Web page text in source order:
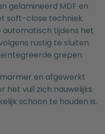
gelamineerd MDF en
soft-close techniek.
tijdens het
rustig te sluiten.
grepen.
en afgewerkt
het vuil zich nauwelijks
schoon te houden is.